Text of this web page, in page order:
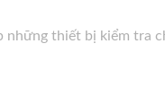
những thiết bị kiểm tra